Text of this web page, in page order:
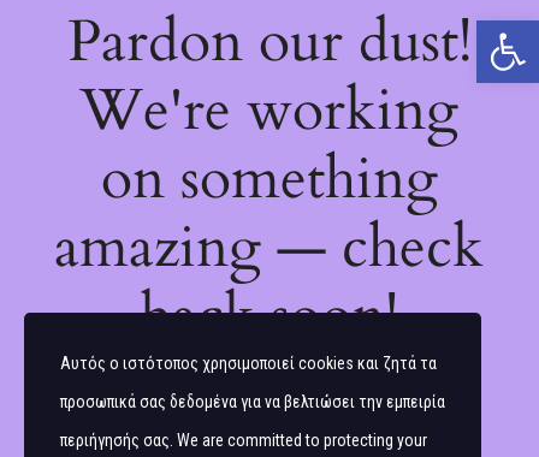
Ανοίξτε τη γραμμή εργαλείων
Pardon our dust!
We're working
on something
amazing — check
back soon!
Αυτός ο ιστότοπος χρησιμοποιεί cookies και ζητά τα
προσωπικά σας δεδομένα για να βελτιώσει την εμπειρία
περιήγησής σας. We are committed to protecting your